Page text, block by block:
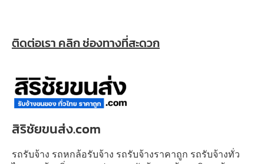
ติดต่อเรา คลิก ช่องทางที่สะดวก
สิริชัยขนส่ง.com
รถรับจ้าง รถหกล้อรับจ้าง รถรับจ้างราคาถูก รถรับจ้างทั่ว